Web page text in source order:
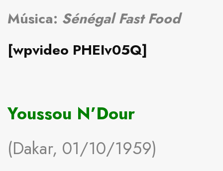
Música: Sénégal Fast Food
[wpvideo PHEIv05Q]
Youssou N’Dour
(Dakar, 01/10/1959)